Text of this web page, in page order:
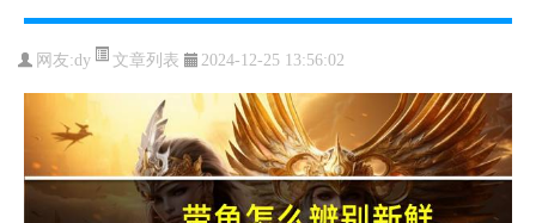
网友:dy 文章列表 2024-12-25 13:56:02